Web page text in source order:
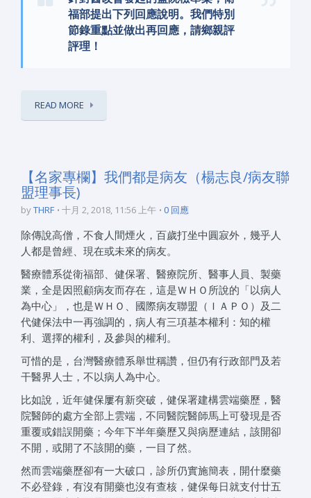
福部提出下列回應說明。我們特別
節錄重點並做出再回應，請鄉親評
評理！
READ MORE
【名家專欄】我們都是病友（楊志良/病友聯
盟理事長)
byTHRF 十月 2, 2018, 11:56 上午 0 回應
除傳說高僧，不食人間煙火，百歲打坐中圓寂外，幾乎人
人都是曾經、現在或未來的病友。
醫療體系從衛福部、健保署、醫療院所、醫事人員、製藥
業，全是因照顧病友而存在，這是ＷＨＯ所說的「以病人
為中心」，也是ＷＨＯ、國際病友聯盟（ＩＡＰＯ）及二
代健保法中一再強調的，病人有三項基本權利：知的權
利、選擇的權利，及參與的權利。
可惜的是，台灣醫療體系舉世稱讚，但仍有行政部門及若
干醫界人士，不以病人為中心。
比如說，近年健保屢有新突破，健保署建構雲端藥歷，醫
院醫師的處方全部上雲端，不同醫院醫師馬上可發現是否
重覆或錯誤開藥；今年下半年藥歷又與病歷連結，該開卻
不開，或開了不該開的藥，一目了然。
然而雲端藥歷卻有一大破口，診所仍實施簡表，開什麼藥
不必登錄，有沒有開藥也沒有查核，健保每日就支付廿五